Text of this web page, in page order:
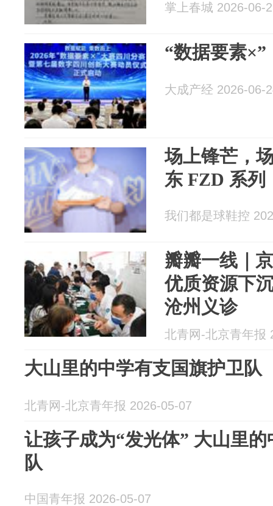
掌上春城 2026-06-
“数据要素
大成产经 2026-06-
场上锋芒，
东 FZD 系列
我们都是球鞋控
瓣瓣一线｜
优质资源下
沧州义诊
北青网-北京青年报
大山里的中学有支国旗护卫队
北青网-北京青年报 2026-05-07
让孩子成为“发光体” 大山里
队
中国青年报 2026-05-07